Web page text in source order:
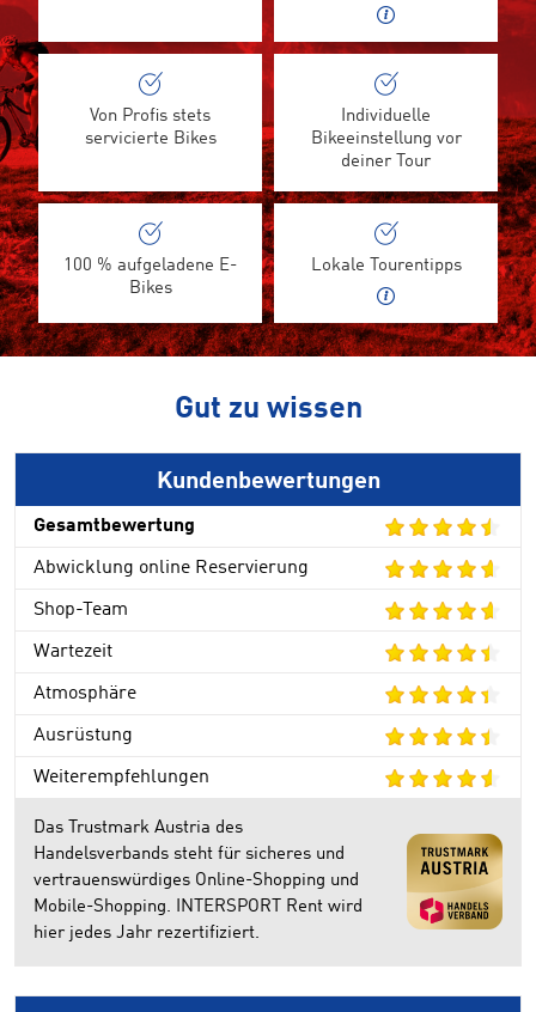
Von Profis stets
servicierte Bikes
Individuelle
Bikeeinstellung vor
deiner Tour
100 % aufgeladene E-
Bikes
Lokale Tourentipps
Gut zu wissen
Kundenbewertungen
Gesamtbewertung
Abwicklung online Reservierung
Shop-Team
Wartezeit
Atmosphäre
Ausrüstung
Weiterempfehlungen
Das Trustmark Austria des
Handelsverbands steht für sicheres und
vertrauenswürdiges Online-Shopping und
Mobile-Shopping. INTERSPORT Rent wird
hier jedes Jahr rezertifiziert.